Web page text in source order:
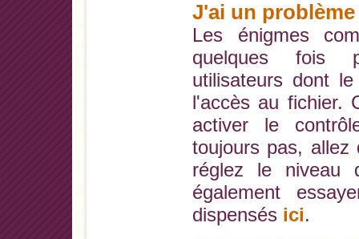
J'ai un
Les énigmes
quelques fois
utilisateurs dont
l'accès au fichier.
activer le
toujours pas, allez
réglez le niveau
également
dispensés ici.